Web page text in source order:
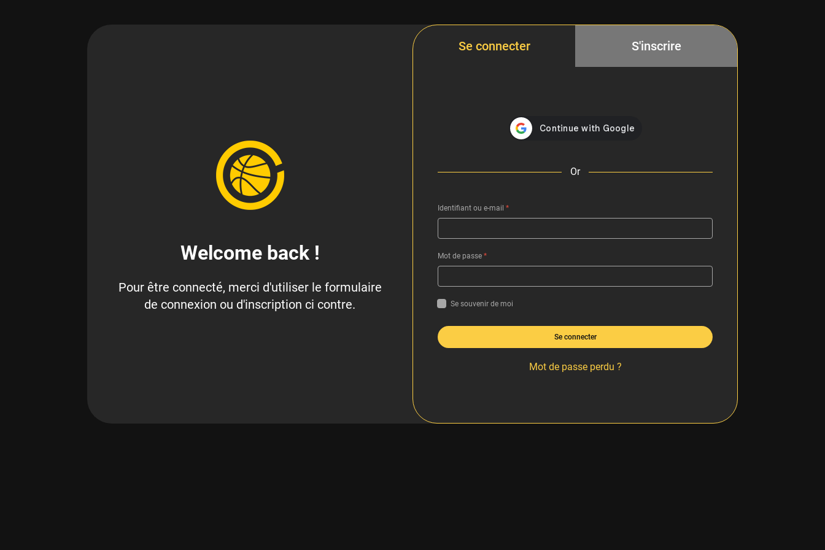
Welcome back !
Pour être connecté, merci d'utiliser le formulaire
de connexion ou d'inscription ci contre.
Se connecter S'inscrire
Or
Identifiant ou e-mail *
Mot de passe *
Se souvenir de moi
Se connecter
Mot de passe perdu ?